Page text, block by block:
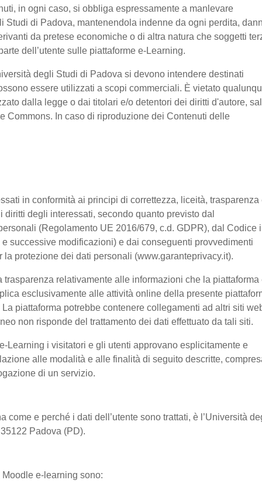
in ogni caso, si obbliga espressamente a manlevare
Studi di Padova, mantenendola indenne da ogni perdita,
da pretese economiche o di altra natura che soggetti
dell’utente sulle piattaforme e-Learning.
degli Studi di Padova si devono intendere destinati
essere utilizzati a scopi commerciali. È vietato
dalla legge o dai titolari e/o detentori dei diritti d'autore,
Commons. In caso di riproduzione dei Contenuti delle
in conformità ai principi di correttezza, liceità, trasparenza
degli interessati, secondo quanto previsto dal
(Regolamento UE 2016/679, c.d. GDPR), dal Codice
successive modificazioni) e dai conseguenti provvedimenti
protezione dei dati personali (www.garanteprivacy.it).
relativamente alle informazioni che la piattaforma
esclusivamente alle attività online della presente
piattaforma potrebbe contenere collegamenti ad altri siti
non risponde del trattamento dei dati effettuato da tali siti.
Learning i visitatori e gli utenti approvano esplicitamente e
alle modalità e alle finalità di seguito descritte,
di un servizio.
come e perché i dati dell’utente sono trattati, è l’Università
Padova (PD).
Moodle e-learning sono: